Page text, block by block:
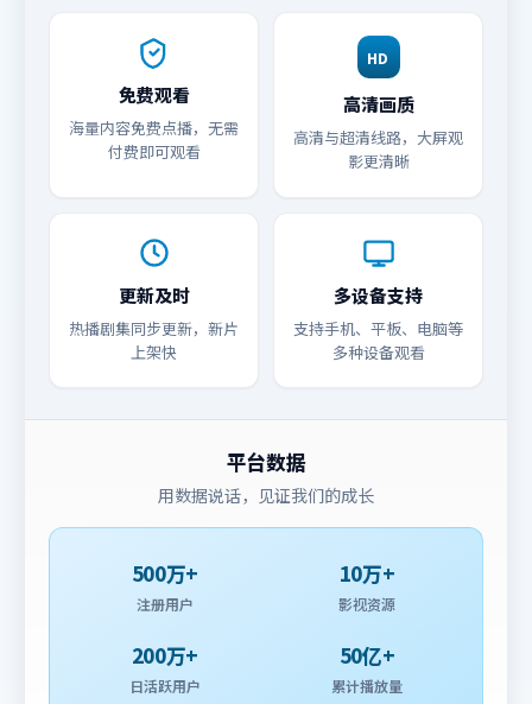
免费观看
海量内容免费点播，无需
付费即可观看
HD
高清画质
高清与超清线路，大屏观
影更清晰
更新及时
热播剧集同步更新，新片
上架快
多设备支持
支持手机、平板、电脑等
多种设备观看
平台数据
用数据说话，见证我们的成长
500万+
注册用户
10万+
影视资源
200万+
日活跃用户
50亿+
累计播放量